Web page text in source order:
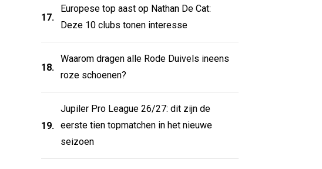
17.
Europese top aast op Nathan De Cat:
Deze 10 clubs tonen interesse
18.
Waarom dragen alle Rode Duivels ineens
roze schoenen?
19.
Jupiler Pro League 26/27: dit zijn de
eerste tien topmatchen in het nieuwe
seizoen